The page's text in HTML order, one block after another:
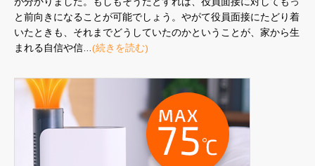
と前向きになることが可能でしょう。やがて役員面接にたどり着
いたときも、それまでどうしていたのかということが、家から生
まれる自信や信…(続きを読む)